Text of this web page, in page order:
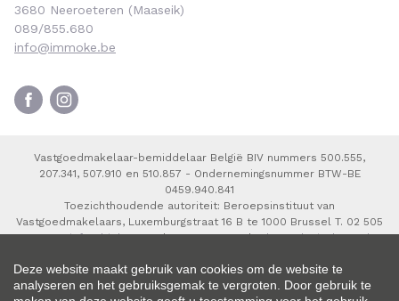
3680 Neeroeteren (Maaseik)
089/855.680
info@immoke.be
Vastgoedmakelaar-bemiddelaar België BIV nummers 500.555,
207.341, 507.910 en 510.857 - Ondernemingsnummer BTW-BE
0459.940.841
Toezichthoudende autoriteit: Beroepsinstituut van
Vastgoedmakelaars, Luxemburgstraat 16 B te 1000 Brussel T. 02 505
38 50 E.info@biv.be- Onderworpen aan dedeontologische code
Deze website maakt gebruik van cookies om de website te
analyseren en het gebruiksgemak te vergroten. Door gebruik te